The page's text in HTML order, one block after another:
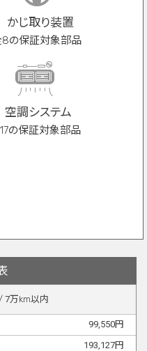
かじ取り装置
8の保証対象部品
空調システム
の保証対象部品
7万km以内
99,550円
193,127円